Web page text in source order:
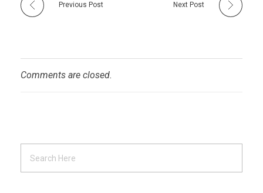
Previous Post Next Post
Comments are closed.